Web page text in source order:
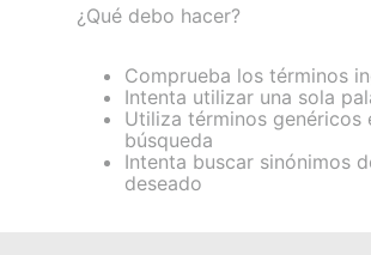
¿Qué debo hacer?
Comprueba los términos
Intenta utilizar una sola
Utiliza términos genéricos
búsqueda
Intenta buscar sinónimos
deseado